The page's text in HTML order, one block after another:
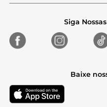
Siga
Baixe